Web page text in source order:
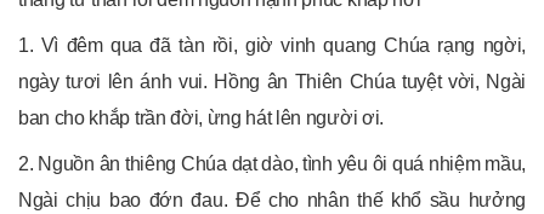
1. Vì đêm qua đã tàn rồi, giờ vinh quang Chúa rạng ngời,
ngày tươi lên ánh vui. Hồng ân Thiên Chúa tuyệt vời, Ngài
ban cho khắp trần đời, ừng hát lên người ơi.
2. Nguồn ân thiêng Chúa dạt dào, tình yêu ôi quá nhiệm mầu,
Ngài chịu bao đớn đau. Để cho nhân thế khổ sầu hưởng